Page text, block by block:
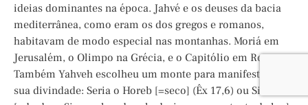
ideias dominantes na época. Jahvé e os deuses da bacia
mediterrânea, como eram os dos gregos e romanos,
habitavam de modo especial nas montanhas. Moriá em
Jerusalém, o Olimpo na Grécia, e o Capitólio em Roma.
Também Yahveh escolheu um monte para manifestar a
sua divindade: Seria o Horeb [=seco] (Êx 17,6) ou Sinai